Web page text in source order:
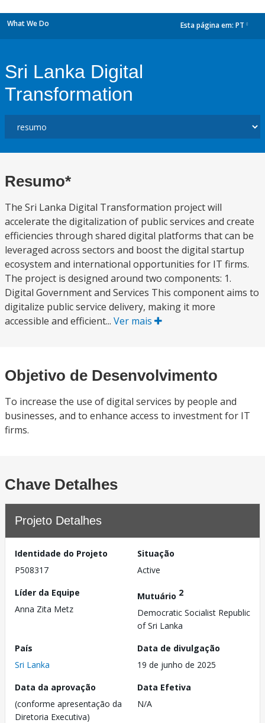
What We Do Esta página em: PT
Sri Lanka Digital
Transformation
Resumo*
The Sri Lanka Digital Transformation project will
accelerate the digitalization of public services and create
efficiencies through shared digital platforms that can be
leveraged across sectors and boost the digital startup
ecosystem and international opportunities for IT firms.
The project is designed around two components: 1.
Digital Government and Services This component aims to
digitalize public service delivery, making it more
accessible and efficient... Ver mais
Objetivo de Desenvolvimento
To increase the use of digital services by people and
businesses, and to enhance access to investment for IT
firms.
Chave Detalhes
Projeto Detalhes
Identidade do Projeto
P508317
Situação
Active
Líder da Equipe
Anna Zita Metz
Mutuário 2
Democratic Socialist Republic
of Sri Lanka
País
Sri Lanka
Data de divulgação
19 de junho de 2025
Data da aprovação
(conforme apresentação da
Diretoria Executiva)
Data Efetiva
N/A